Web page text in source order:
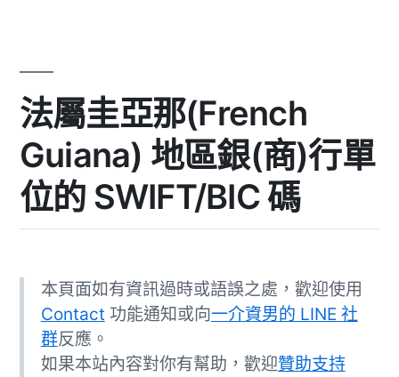
法屬圭亞那(French
Guiana) 地區銀(商)行單
位的 SWIFT/BIC 碼
本頁面如有資訊過時或語誤之處，歡迎使用
Contact 功能通知或向一介資男的 LINE 社
群反應。
如果本站內容對你有幫助，歡迎贊助支持